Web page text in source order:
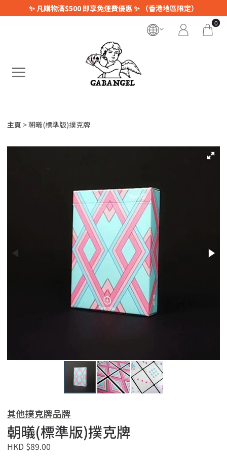
✨ 凡購物滿$500 即享免運費優惠 ✨ （香港地區限定）
0
主頁 朝㬢(標準版)撲克牌
其他撲克牌品牌
朝㬢(標準版)撲克牌
HKD $89.00